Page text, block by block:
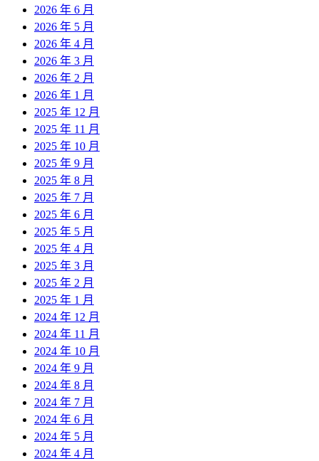
2026 年 6 月
2026 年 5 月
2026 年 4 月
2026 年 3 月
2026 年 2 月
2026 年 1 月
2025 年 12 月
2025 年 11 月
2025 年 10 月
2025 年 9 月
2025 年 8 月
2025 年 7 月
2025 年 6 月
2025 年 5 月
2025 年 4 月
2025 年 3 月
2025 年 2 月
2025 年 1 月
2024 年 12 月
2024 年 11 月
2024 年 10 月
2024 年 9 月
2024 年 8 月
2024 年 7 月
2024 年 6 月
2024 年 5 月
2024 年 4 月